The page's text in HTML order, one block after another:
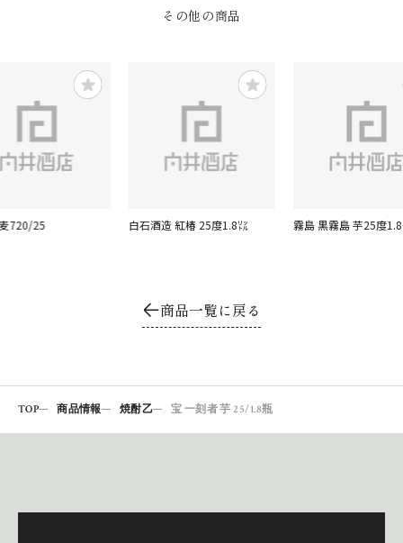
その他の商品
720/25 白石酒造 紅椿 25度1.8㍑ 霧島 黒霧島 芋25度
商品一覧に戻る
TOP 商品情報 焼酎乙 宝 一刻者 芋 25/1.8瓶